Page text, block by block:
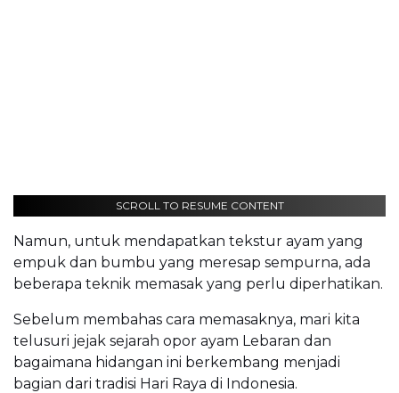
SCROLL TO RESUME CONTENT
Namun, untuk mendapatkan tekstur ayam yang
empuk dan bumbu yang meresap sempurna, ada
beberapa teknik memasak yang perlu diperhatikan.
Sebelum membahas cara memasaknya, mari kita
telusuri jejak sejarah opor ayam Lebaran dan
bagaimana hidangan ini berkembang menjadi
bagian dari tradisi Hari Raya di Indonesia.